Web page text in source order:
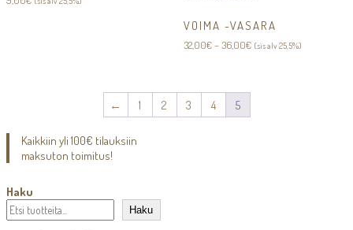
VOIMA -VASARA
32,00€ – 36,00€Hintaluokka:
(sis alv 25,5%)
← 1 2 3 4 5
Kaikkiin yli 100€ tilauksiin
maksuton toimitus!
Haku
Haku